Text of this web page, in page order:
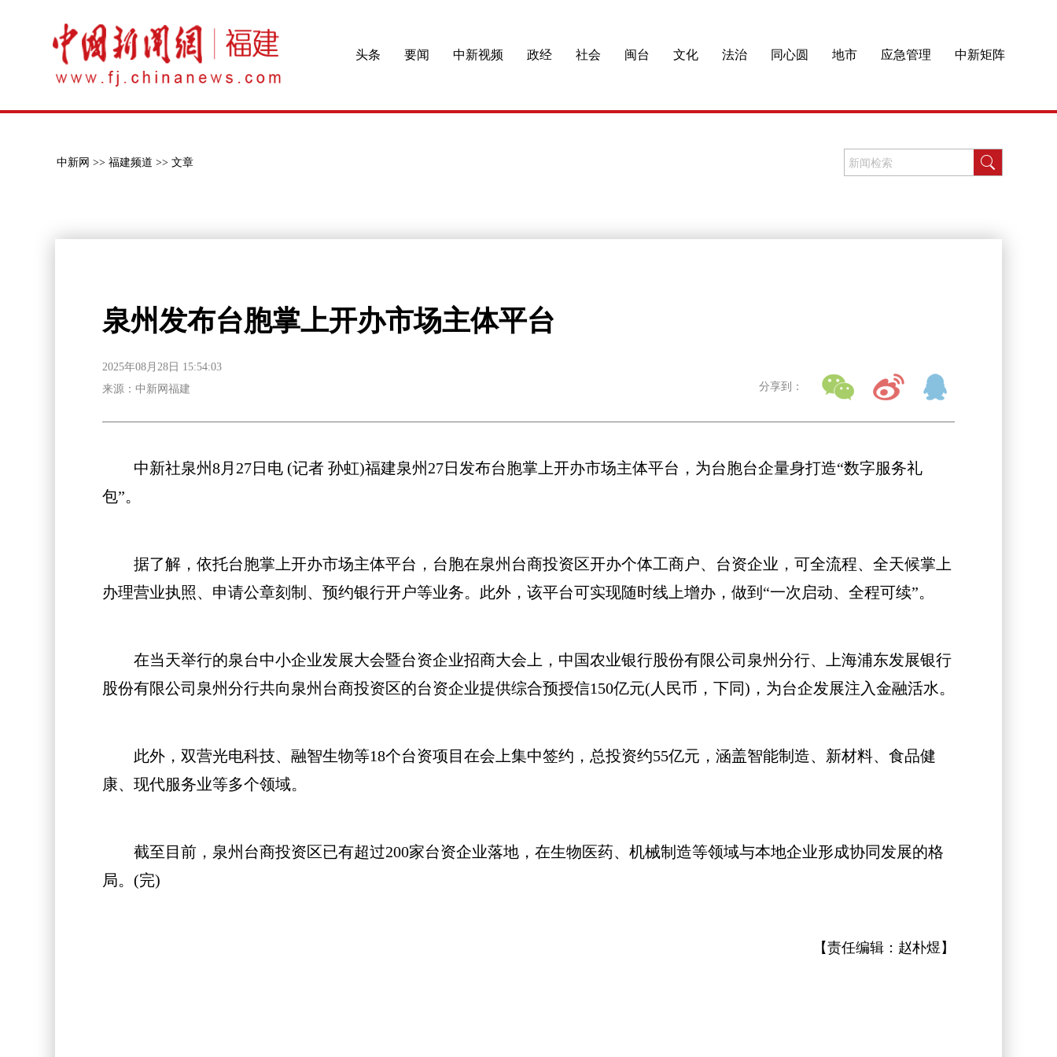
头条 要闻 中新视频 政经 社会 闽台 文化 法治 同心圆 地市 应急管理 中新矩阵
中新网 >> 福建频道 >> 文章
泉州发布台胞掌上开办市场主体平台
2025年08月28日 15:54:03
来源：中新网福建
分享到：
中新社泉州8月27日电 (记者 孙虹)福建泉州27日发布台胞掌上开办市场主体平台，为台胞台企量身打造“数字服务礼
包”。
据了解，依托台胞掌上开办市场主体平台，台胞在泉州台商投资区开办个体工商户、台资企业，可全流程、全天候掌上
办理营业执照、申请公章刻制、预约银行开户等业务。此外，该平台可实现随时线上增办，做到“一次启动、全程可续”。
在当天举行的泉台中小企业发展大会暨台资企业招商大会上，中国农业银行股份有限公司泉州分行、上海浦东发展银行
股份有限公司泉州分行共向泉州台商投资区的台资企业提供综合预授信150亿元(人民币，下同)，为台企发展注入金融活水。
此外，双营光电科技、融智生物等18个台资项目在会上集中签约，总投资约55亿元，涵盖智能制造、新材料、食品健
康、现代服务业等多个领域。
截至目前，泉州台商投资区已有超过200家台资企业落地，在生物医药、机械制造等领域与本地企业形成协同发展的格
局。(完)
【责任编辑： 赵朴煜 】